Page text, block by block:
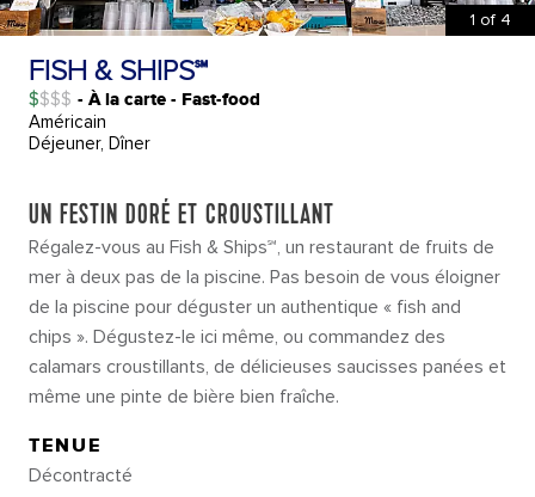
1 of 4
FISH & SHIPS℠
$ - À la carte - Fast-food
Américain
Déjeuner, Dîner
UN FESTIN DORÉ ET CROUSTILLANT
Régalez-vous au Fish & Ships℠, un restaurant de fruits de
mer à deux pas de la piscine. Pas besoin de vous éloigner
de la piscine pour déguster un authentique « fish and
chips ». Dégustez-le ici même, ou commandez des
calamars croustillants, de délicieuses saucisses panées et
même une pinte de bière bien fraîche.
TENUE
Décontracté